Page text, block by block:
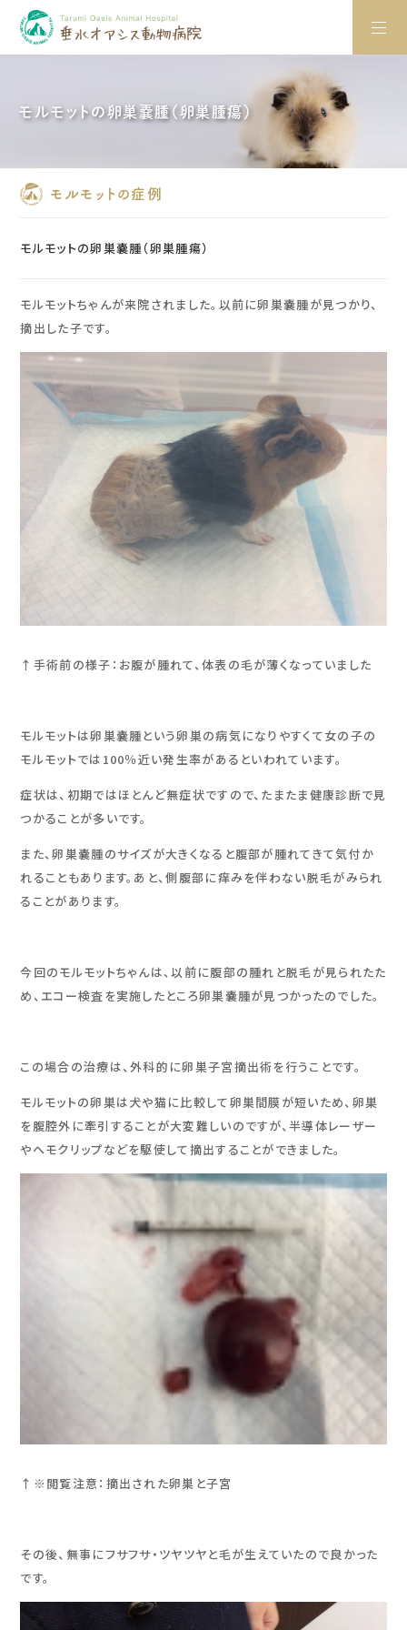
モルモットの卵巣嚢腫（卵巣腫瘍）
モルモットの症例
モルモットの卵巣嚢腫（卵巣腫瘍）
モルモットちゃんが来院されました。以前に卵巣嚢腫が見つかり、
摘出した子です。
↑手術前の様子：お腹が腫れて、体表の毛が薄くなっていました
モルモットは卵巣嚢腫という卵巣の病気になりやすくて女の子の
モルモットでは100％近い発生率があるといわれています。
症状は、初期ではほとんど無症状ですので、たまたま健康診断で見
つかることが多いです。
また、卵巣嚢腫のサイズが大きくなると腹部が腫れてきて気付か
れることもあります。あと、側腹部に痒みを伴わない脱毛がみられ
ることがあります。
今回のモルモットちゃんは、以前に腹部の腫れと脱毛が見られたた
め、エコー検査を実施したところ卵巣嚢腫が見つかったのでした。
この場合の治療は、外科的に卵巣子宮摘出術を行うことです。
モルモットの卵巣は犬や猫に比較して卵巣間膜が短いため、卵巣
を腹腔外に牽引することが大変難しいのですが、半導体レーザー
やヘモクリップなどを駆使して摘出することができました。
↑※閲覧注意：摘出された卵巣と子宮
その後、無事にフサフサ・ツヤツヤと毛が生えていたので良かった
です。